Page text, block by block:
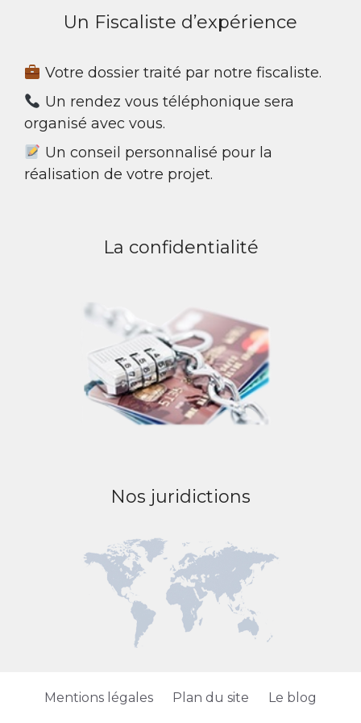
Un Fiscaliste d’expérience
Votre dossier traité par notre fiscaliste.
Un rendez vous téléphonique sera
organisé avec vous.
Un conseil personnalisé pour la
réalisation de votre projet.
La confidentialité
Nos juridictions
Mentions légales Plan du site Le blog